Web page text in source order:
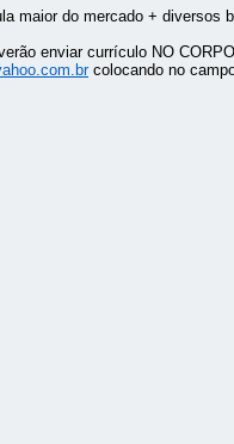
maior do mercado + diversos
enviar currículo NO
colocando no